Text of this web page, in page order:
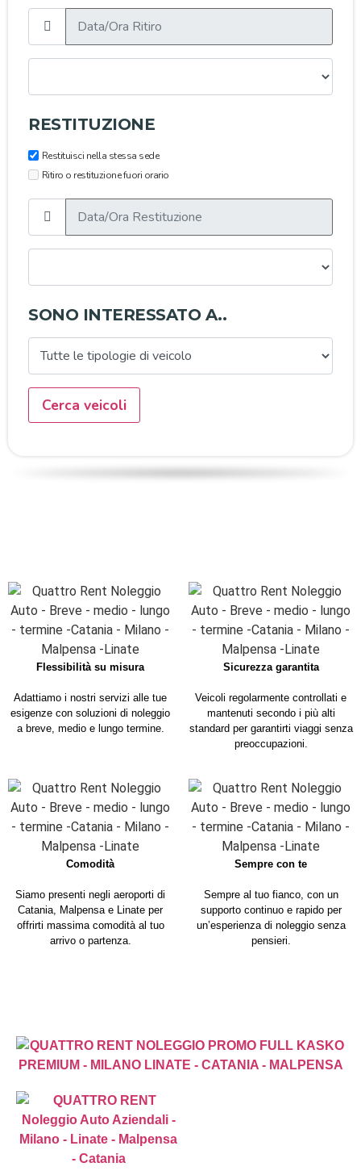
RESTITUZIONE
Restituisci nella stessa sede
Ritiro o restituzione fuori orario
SONO INTERESSATO A..
Cerca veicoli
Flessibilità su misura
Adattiamo i nostri servizi alle tue
esigenze con soluzioni di noleggio
a breve, medio e lungo termine.
Sicurezza garantita
Veicoli regolarmente controllati e
mantenuti secondo i più alti
standard per garantirti viaggi senza
preoccupazioni.
Comodità
Siamo presenti negli aeroporti di
Catania, Malpensa e Linate per
offrirti massima comodità al tuo
arrivo o partenza.
Sempre con te
Sempre al tuo fianco, con un
supporto continuo e rapido per
un’esperienza di noleggio senza
pensieri.